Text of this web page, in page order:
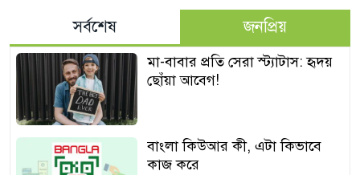
সর্বশেষ জনপ্রিয়
মা-বাবার প্রতি সেরা স্ট্যাটাস: হৃদয়
ছোঁয়া আবেগ!
বাংলা কিউআর কী, এটা কিভাবে
কাজ করে